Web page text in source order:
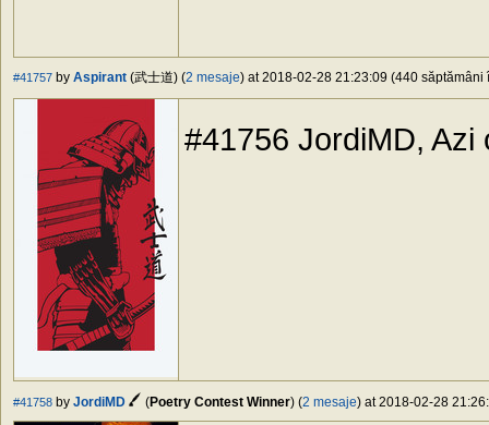
#41757 by Aspirant (武士道) (2 mesaje) at 2018-02-28 21:23:09 (440 săptămâni
#41756 JordiMD,
#41758 by JordiMD (Poetry Contest Winner) (2 mesaje) at 2018-02-28